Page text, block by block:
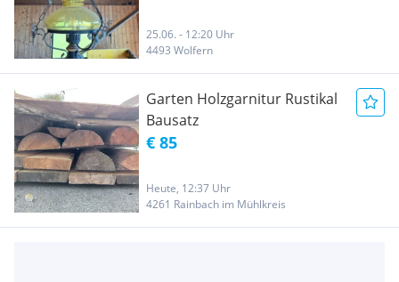
25.06. - 12:20 Uhr
4493 Wolfern
Garten Holzgarnitur Rustikal
Bausatz
€ 85
Heute, 12:37 Uhr
4261 Rainbach im Mühlkreis